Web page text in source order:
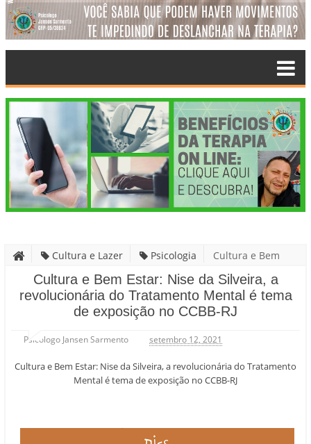
Cultura e Lazer Psicologia
Cultura e Bem
Estar: Nise da Silveira, a revolucionária do Tratamento Mental é
tema de exposição no CCBB-RJ
Cultura e Bem Estar: Nise da Silveira, a
revolucionária do Tratamento Mental é tema
de exposição no CCBB-RJ
Psicólogo Jansen Sarmento setembro 12, 2021
Cultura e Bem Estar: Nise da Silveira, a revolucionária do Tratamento
Mental é tema de exposição no CCBB-RJ